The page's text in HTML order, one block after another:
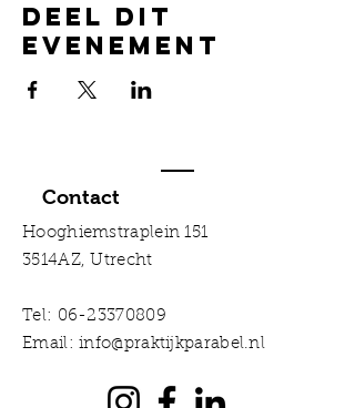
Deel dit
evenement
Contact
Hooghiemstraplein 151
3514AZ, Utrecht
Tel: 06-23370809
Email:info@praktijkparabel.nl